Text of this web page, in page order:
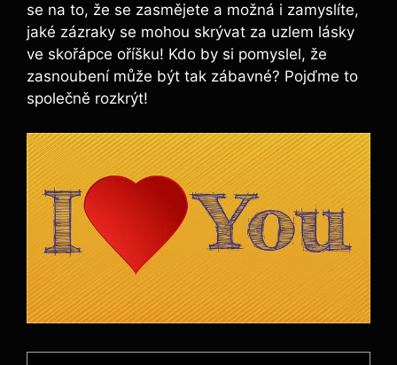
se na to, že se zasmějete a možná i zamyslíte,
jaké zázraky se mohou skrývat za uzlem lásky
ve skořápce oříšku! Kdo by si pomyslel, že
zasnoubení může být tak zábavné? Pojďme to
společně rozkrýt!